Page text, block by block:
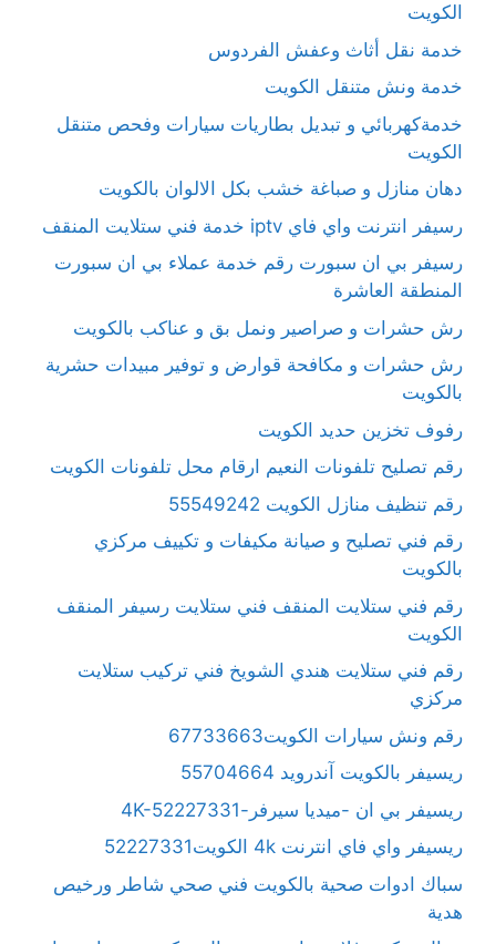
الكويت
خدمة نقل أثاث وعفش الفردوس
خدمة ونش متنقل الكويت
خدمةكهربائي و تبديل بطاريات سيارات وفحص متنقل
الكويت
دهان منازل و صباغة خشب بكل الالوان بالكويت
رسيفر انترنت واي فاي iptv خدمة فني ستلايت المنقف
رسيفر بي ان سبورت رقم خدمة عملاء بي ان سبورت
المنطقة العاشرة
رش حشرات و صراصير ونمل بق و عناكب بالكويت
رش حشرات و مكافحة قوارض و توفير مبيدات حشرية
بالكويت
رفوف تخزين حديد الكويت
رقم تصليح تلفونات النعيم ارقام محل تلفونات الكويت
رقم تنظيف منازل الكويت 55549242
رقم فني تصليح و صيانة مكيفات و تكييف مركزي
بالكويت
رقم فني ستلايت المنقف فني ستلايت رسيفر المنقف
الكويت
رقم فني ستلايت هندي الشويخ فني تركيب ستلايت
مركزي
رقم ونش سيارات الكويت67733663
ريسيفر بالكويت آندرويد 55704664
ريسيفر بي ان -ميديا سيرفر-4K-52227331
ريسيفر واي فاي انترنت 4k الكويت52227331
سباك ادوات صحية بالكويت فني صحي شاطر ورخيص
هدية